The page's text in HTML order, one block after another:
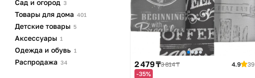
Сад и огород 3
Товары для дома 401
Детские товары 5
Аксессуары 1
Одежда и обувь 1
Распродажа 34 2 479 ₸3 814 ₸ 4.9
39
-35%